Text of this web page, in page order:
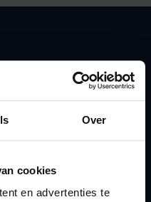
Over
cookies
en advertenties te
van de BV